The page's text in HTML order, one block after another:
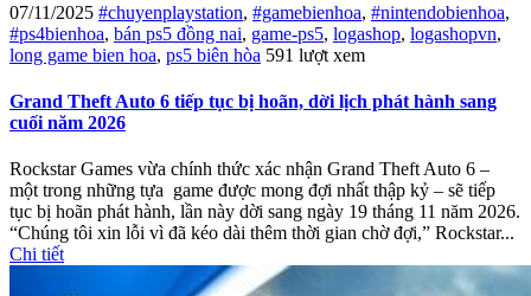
07/11/2025 #chuyenplaystation, #gamebienhoa, #nintendobienhoa,
#ps4bienhoa, bán ps5 đồng nai, game-ps5, logashop, logashopvn,
long game bien hoa, ps5 biên hòa 591 lượt xem
Grand Theft Auto 6 tiếp tục bị hoãn, dời lịch phát hành sang
cuối năm 2026
Rockstar Games vừa chính thức xác nhận Grand Theft Auto 6 –
một trong những tựa game được mong đợi nhất thập kỷ – sẽ tiếp
tục bị hoãn phát hành, lần này dời sang ngày 19 tháng 11 năm 2026.
“Chúng tôi xin lỗi vì đã kéo dài thêm thời gian chờ đợi,” Rockstar...
Chi tiết